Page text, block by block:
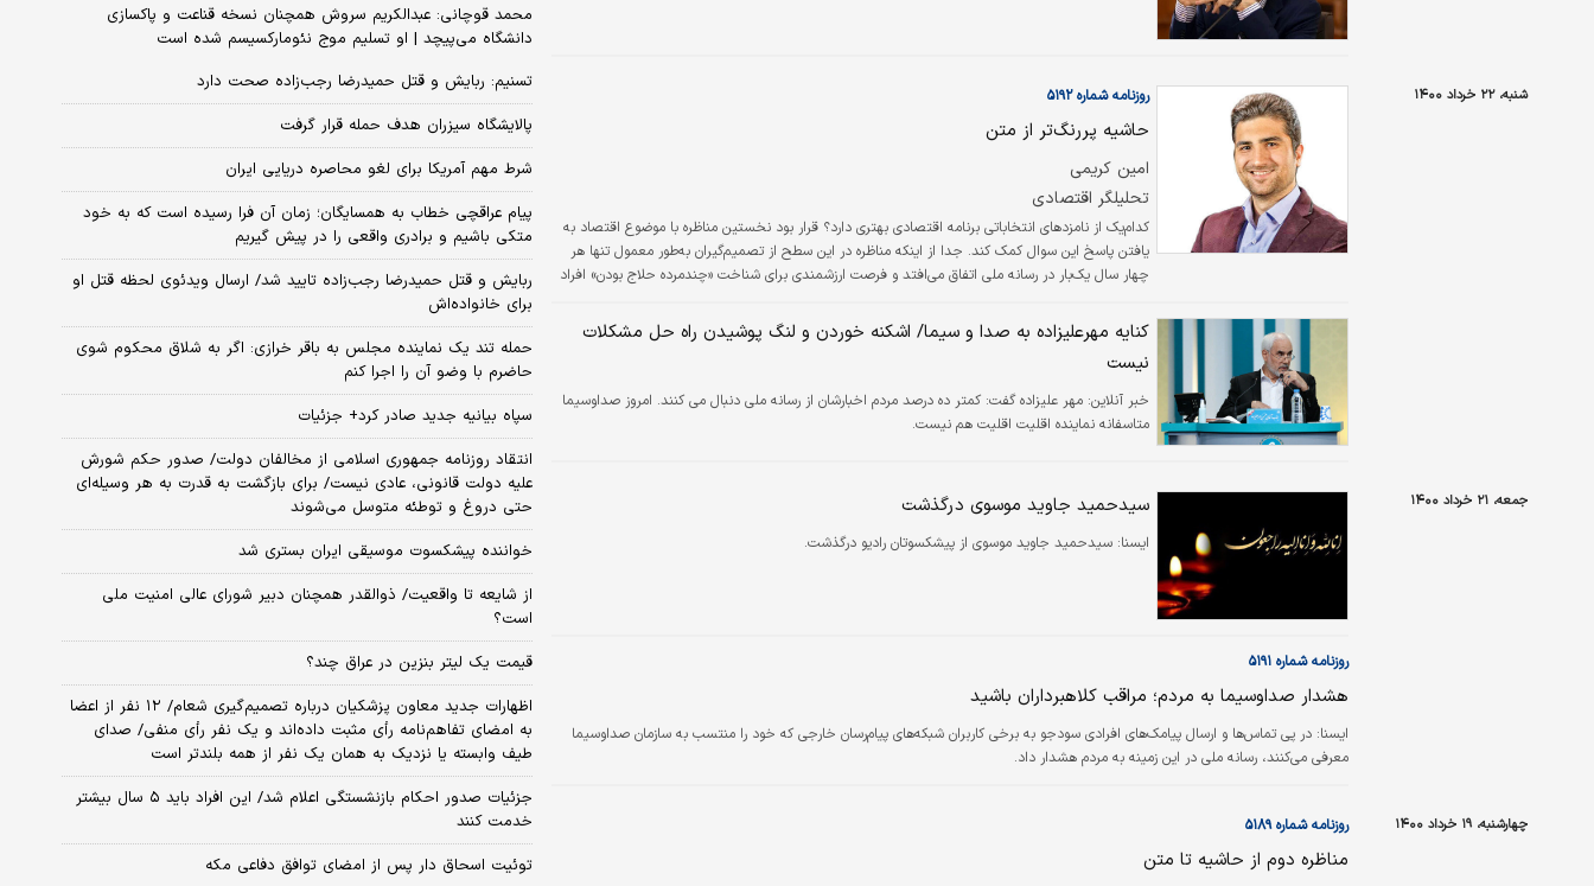
شنبه، ۲۲ خرداد ۱۴۰۰ روزنامه شماره ۵۱۹۲
حاشیه پررنگ‌تر از متن
امین کریمی
تحلیلگر اقتصادی
کدام‌یک از نامزدهای انتخاباتی برنامه اقتصادی بهتری دارد؟ قرار بود نخستین مناظره با موضوع اقتصاد به
یافتن پاسخ این سوال کمک کند. جدا از اینکه مناظره در این سطح از تصمیم‌گیران به‌طور معمول تنها هر
چهار سال یک‌بار در رسانه ملی اتفاق می‌افتد و فرصت ارزشمندی برای شناخت «چندمرده حلاج بودن» افراد
هدف خود فاصله می‌گیرند. هرچند دیدن این حواشی برای عده‌ای خالی‌ازلطف نیست و مدتی نقل مجالس
می‌شوند، اما آیا می‌توان…
کنایه مهرعلیزاده به صدا و سیما/ اشکنه خوردن و لنگ پوشیدن راه حل مشکلات
نیست
خبر آنلاین: مهر علیزاده گفت: کمتر ده درصد مردم اخبارشان از رسانه ملی دنبال می کنند. امروز صداوسیما
متاسفانه نماینده اقلیت اقلیت هم نیست.
جمعه، ۲۱ خرداد ۱۴۰۰ سیدحمید جاوید موسوی درگذشت
ايسنا: سیدحمید جاوید موسوی از پیشکسوتان رادیو درگذشت.
روزنامه شماره ۵۱۹۱
هشدار صداوسیما به مردم؛ مراقب کلاهبرداران باشید
ایسنا: در پی تماس‌ها و ارسال پیامک‌های افرادی سودجو به برخی کاربران شبکه‌های پیام‌رسان خارجی که خود را منتسب به سازمان صداوسیما
معرفی می‌کنند، رسانه ملی در این زمینه به مردم هشدار داد.
چهارشنبه، ۱۹ خرداد ۱۴۰۰ روزنامه شماره ۵۱۸۹
مناظره دوم از حاشیه تا متن
محمد قوچانی: عبدالکریم سروش همچنان نسخه قناعت و پاکسازی
دانشگاه می‌پیچد | او تسلیم موج نئومارکسیسم شده است
تسنیم: ربایش و قتل حمیدرضا رجب‌زاده صحت دارد
پالایشگاه سیزران هدف حمله قرار گرفت
شرط مهم آمریکا برای لغو محاصره دریایی ایران
پیام عراقچی خطاب به همسایگان؛ زمان آن فرا رسیده است که به خود
متکی باشیم و برادری واقعی را در پیش گیریم
ربایش و قتل حمیدرضا رجب‌زاده تایید شد/ ارسال ویدئوی لحظه قتل او
برای خانواده‌اش
حمله تند یک نماینده مجلس به باقر خرازی: اگر به شلاق محکوم شوی
حاضرم با وضو آن را اجرا کنم
سپاه بیانیه جدید صادر کرد+ جزئیات
انتقاد روزنامه جمهوری اسلامی از مخالفان دولت/ صدور حکم شورش
علیه دولت قانونی، عادی نیست/ برای بازگشت به قدرت به هر وسیله‌ای
حتی دروغ و توطئه متوسل می‌شوند
خواننده پیشکسوت موسیقی ایران بستری شد
از شایعه تا واقعیت/ ذوالقدر همچنان دبیر شورای ‌عالی امنیت ملی
است؟
قیمت یک لیتر بنزین در عراق چند؟
اظهارات جدید معاون پزشکیان درباره تصمیم‌گیری شعام/ ۱۲ نفر از اعضا
به امضای تفاهم‌نامه رأی مثبت داده‌اند و یک نفر رأی منفی/ صدای
طیف وابسته یا نزدیک به همان یک نفر از همه بلندتر است
جزئیات صدور احکام بازنشستگی اعلام شد/ این افراد باید ۵ سال بیشتر
خدمت کنند
توئیت اسحاق دار پس از امضای توافق دفاعی مکه